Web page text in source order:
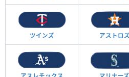
ツインズ アストロズ